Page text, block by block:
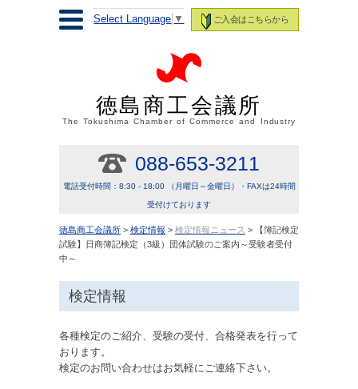
ご入会はこちらから
Select Language ▼
徳島商工会議所
The Tokushima Chamber of Commerce and Industry
088-653-3211
電話受付時間：8:30 - 18:00 （月曜日～金曜日）・FAXは24時間
受付けております
徳島商工会議所 > 検定情報 > 検定情報ニュース > 【簿記検定
試験】日商簿記検定（3級）団体試験のご案内～受験者受付
中～
検定情報
各種検定のご紹介、受験の受付、合格発表を行って
おります。
検定のお問い合わせはお気軽にご連絡下さい。